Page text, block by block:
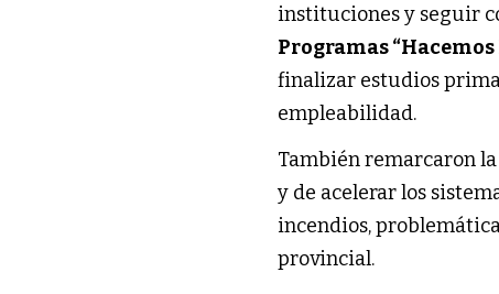
instituciones y seguir
Programas “Hacemos
finalizar estudios
empleabilidad.
También remarcaron
y de acelerar los
incendios,
provincial.